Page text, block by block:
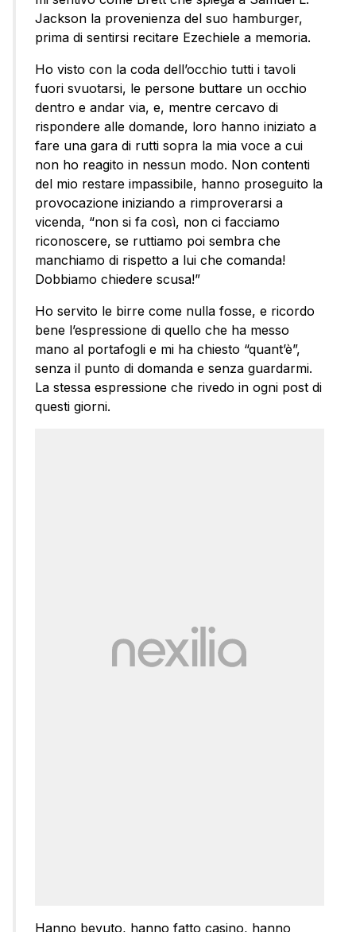
Jackson la provenienza del suo hamburger,
prima di sentirsi recitare Ezechiele a memoria.
Ho visto con la coda dell’occhio tutti i tavoli
fuori svuotarsi, le persone buttare un occhio
dentro e andar via, e, mentre cercavo di
rispondere alle domande, loro hanno iniziato a
fare una gara di rutti sopra la mia voce a cui
non ho reagito in nessun modo. Non contenti
del mio restare impassibile, hanno proseguito la
provocazione iniziando a rimproverarsi a
vicenda, “non si fa così, non ci facciamo
riconoscere, se ruttiamo poi sembra che
manchiamo di rispetto a lui che comanda!
Dobbiamo chiedere scusa!”
Ho servito le birre come nulla fosse, e ricordo
bene l’espressione di quello che ha messo
mano al portafogli e mi ha chiesto “quant’è”,
senza il punto di domanda e senza guardarmi.
La stessa espressione che rivedo in ogni post di
questi giorni.
Hanno bevuto, hanno fatto casino, hanno